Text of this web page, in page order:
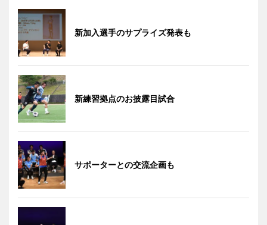
新加入選手のサプライズ発表も
新練習拠点のお披露目試合
サポーターとの交流企画も